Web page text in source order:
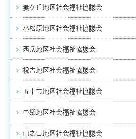
妻ケ丘地区社会福祉協議会
小松原地区社会福祉協議会
西岳地区社会福祉協議会
祝吉地区社会福祉協議会
五十市地区社会福祉協議会
中郷地区社会福祉協議会
山之口地区社会福祉協議会